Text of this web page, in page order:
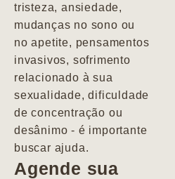
tristeza, ansiedade,
mudanças no sono ou
no apetite, pensamentos
invasivos, sofrimento
relacionado à sua
sexualidade, dificuldade
de concentração ou
desânimo - é importante
buscar ajuda.
Agende sua